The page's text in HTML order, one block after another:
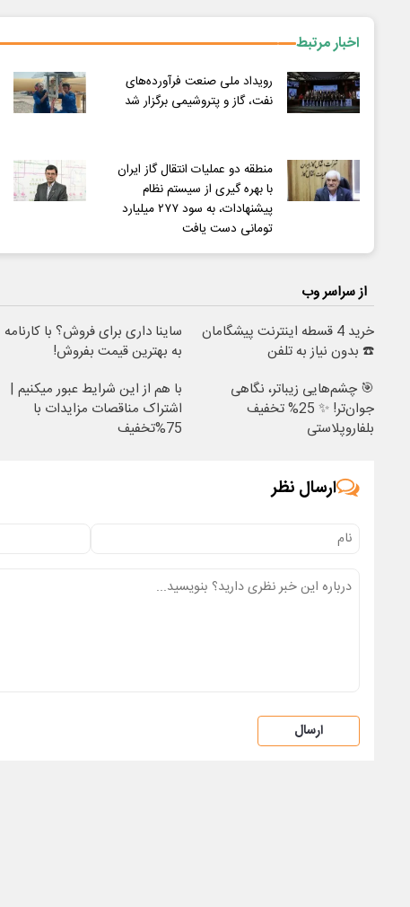
اخبار مرتبط
رویداد ملی صنعت فرآورده‌های
نفت، گاز و پتروشیمی برگزار شد
منطقه دو عملیات انتقال گاز ایران
با بهره گیری از سیستم نظام
پیشنهادات، به سود ۲۷۷ میلیارد
تومانی دست یافت
از سراسر وب
خرید 4 قسطه اینترنت پیشگامان
☎️ بدون نیاز به تلفن
ساینا داری برای فروش؟ با کارنامه
به بهترین قیمت بفروش!
🎯 چشم‌هایی زیباتر، نگاهی
جوان‌تر! ✨ 25% تخفیف
بلفاروپلاستی
با هم از این شرایط عبور میکنیم |
اشتراک مناقصات مزایدات با
75%تخفیف
ارسال نظر
ارسال